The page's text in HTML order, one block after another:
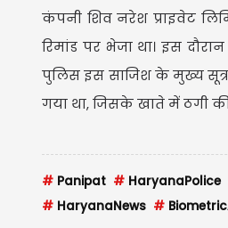
कंपनी शिव नरेश प्राइवेट
रिमांड पर भेजा था। इस
पुलिस इस साजिश के मुख्य
गया था, जिसके खाते में ठगी
# Panipat # HaryanaPolice
# HaryanaNews #